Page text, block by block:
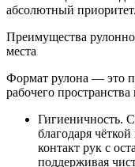
абсолютный приоритет.
Преимущества
места
Формат рулона — это
рабочего
Гигиеничность.
благодаря
контакт рук с
поддерживая